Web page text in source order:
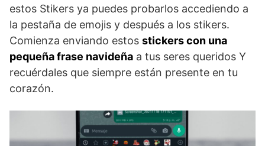
estos Stikers ya puedes probarlos accediendo a
la pestaña de emojis y después a los stikers.
Comienza enviando estos stickers con una
pequeña frase navideña a tus seres queridos Y
recuérdales que siempre están presente en tu
corazón.